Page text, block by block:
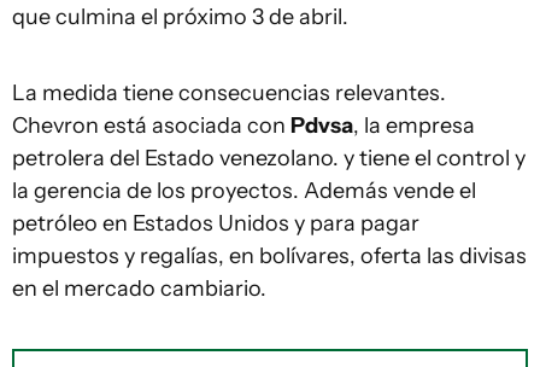
que culmina el próximo 3 de abril.
La medida tiene consecuencias relevantes.
Chevron está asociada con Pdvsa, la empresa
petrolera del Estado venezolano. y tiene el control y
la gerencia de los proyectos. Además vende el
petróleo en Estados Unidos y para pagar
impuestos y regalías, en bolívares, oferta las divisas
en el mercado cambiario.